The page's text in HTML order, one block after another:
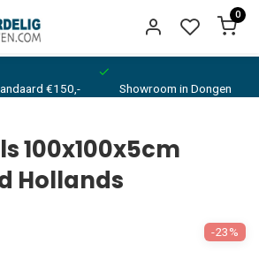
0
€150,- Showroom in Dongen
100x100x5cm
Hollands
-23%